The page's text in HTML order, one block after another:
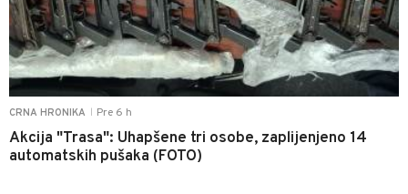
CRNA HRONIKA Pre 6 h
Akcija "Trasa": Uhapšene tri osobe, zaplijenjeno 14
automatskih pušaka (FOTO)